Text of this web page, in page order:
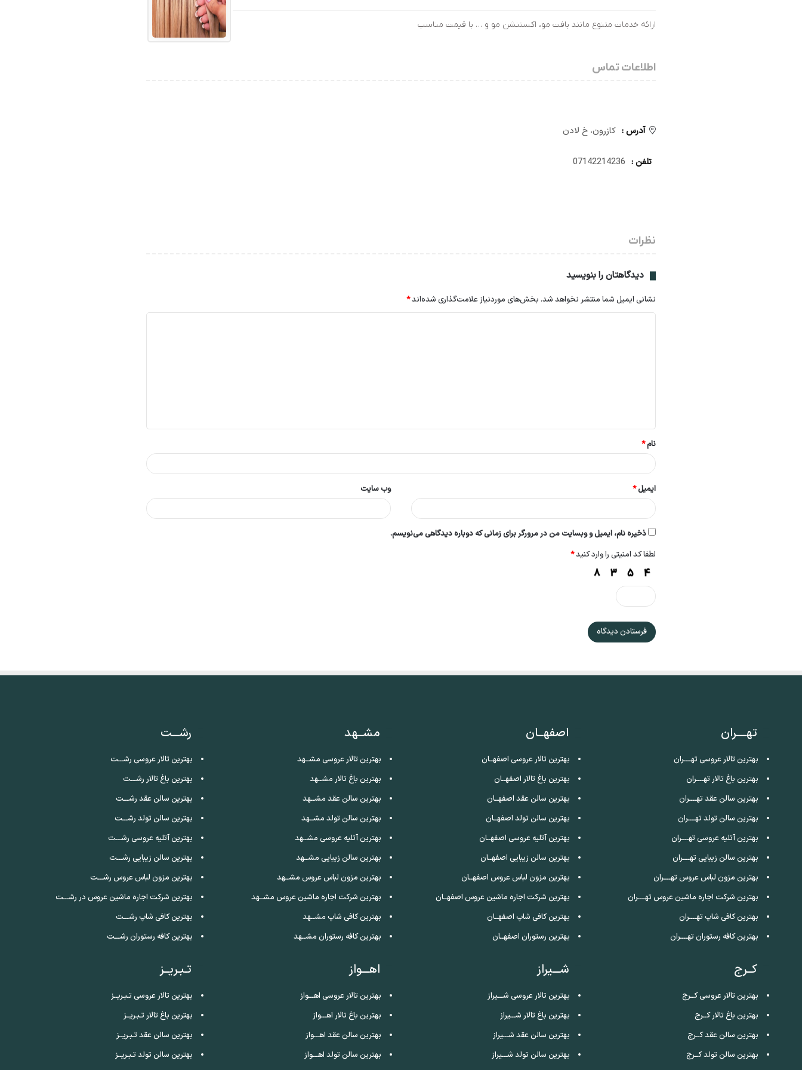
ارائه خدمات متنوع مانند بافت مو، اکستنشن مو و … با قیمت مناسب
اطلاعات تماس
آدرس : کازرون، خ لادن
تلفن : 07142214236
نظرات
دیدگاهتان را بنویسید
نشانی ایمیل شما منتشر نخواهد شد. بخش‌های موردنیاز علامت‌گذاری شده‌اند*
*
نام*
ایمیل* وب‌ سایت
ذخیره نام، ایمیل و وبسایت من در مرورگر برای زمانی که دوباره دیدگاهی می‌نویسم.
لطفا کد امنیتی را وارد کنید*
تهــــران
بهترین تالار عروسی تهــــران
بهترین باغ تالار تهــــران
بهترین سالن عقد تهــــران
بهترین سالن تولد تهــــران
بهترین آتلیه عروسی تهــــران
بهترین سالن زیبایی تهــــران
بهترین مزون لباس عروس تهــــران
بهترین شرکت اجاره ماشین عروس تهــــران
بهترین کافی شاپ تهــــران
بهترین کافه رستوران تهــــران
کــرج
بهترین تالار عروسی کــرج
بهترین باغ تالار کــرج
بهترین سالن عقد کــرج
بهترین سالن تولد کــرج
اصفهــان
بهترین تالار عروسی اصفهــان
بهترین باغ تالار اصفهــان
بهترین سالن عقد اصفهــان
بهترین سالن تولد اصفهــان
بهترین آتلیه عروسی اصفهــان
بهترین سالن زیبایی اصفهــان
بهترین مزون لباس عروس اصفهــان
بهترین شرکت اجاره ماشین عروس اصفهــان
بهترین کافی شاپ اصفهــان
بهترین رستوران اصفهــان
شـــیراز
بهترین تالار عروسی شـــیراز
بهترین باغ تالار شـــیراز
بهترین سالن عقد شـــیراز
بهترین سالن تولد شـــیراز
مشــهد
بهترین تالار عروسی مشــهد
بهترین باغ تالار مشــهد
بهترین سالن عقد مشــهد
بهترین سالن تولد مشــهد
بهترین آتلیه عروسی مشــهد
بهترین سالن زیبایی مشــهد
بهترین مزون لباس عروس مشــهد
بهترین شرکت اجاره ماشین عروس مشــهد
بهترین کافی شاپ مشــهد
بهترین کافه رستوران مشــهد
اهـــواز
بهترین تالار عروسی اهـــواز
بهترین باغ تالار اهـــواز
بهترین سالن عقد اهـــواز
بهترین سالن تولد اهـــواز
رشـــت
بهترین تالار عروسی رشـــت
بهترین باغ تالار رشـــت
بهترین سالن عقد رشـــت
بهترین سالن تولد رشـــت
بهترین آتلیه عروسی رشـــت
بهترین سالن زیبایی رشـــت
بهترین مزون لباس عروس رشـــت
بهترین شرکت اجاره ماشین عروس در رشـــت
بهترین کافی شاپ رشـــت
بهترین کافه رستوران رشـــت
تـبـریــز
بهترین تالار عروسی تـبـریــز
بهترین باغ تالار تـبـریــز
بهترین سالن عقد تـبـریــز
بهترین سالن تولد تـبـریــز